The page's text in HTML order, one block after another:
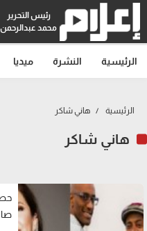
رئيس التحرير
محمد عبدالرحمن
الرئيسية النشرة ميديا
الرئيسية هاني شاكر
هاني شاكر